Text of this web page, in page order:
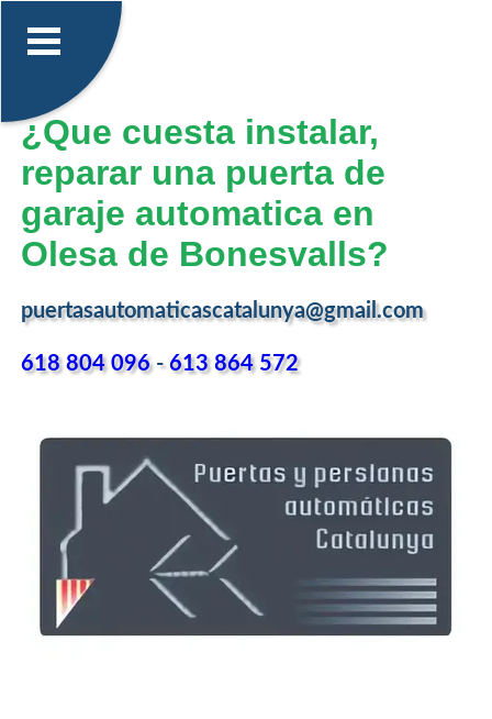
¿Que cuesta instalar,
reparar una puerta de
garaje automatica en
Olesa de Bonesvalls?
puertasautomaticascatalunya@gmail.com
618 804 096-613 864 572